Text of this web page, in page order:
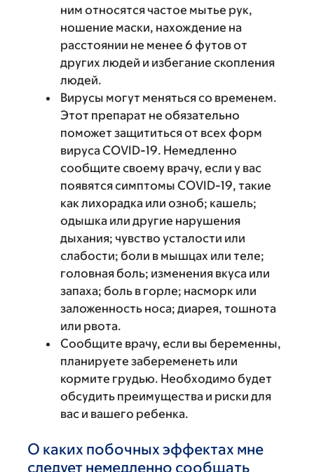
ним относятся частое мытье рук,
ношение маски, нахождение на
расстоянии не менее 6 футов от
других людей и избегание скопления
людей.
Вирусы могут меняться со временем.
Этот препарат не обязательно
поможет защититься от всех форм
вируса COVID-19. Немедленно
сообщите своему врачу, если у вас
появятся симптомы COVID-19, такие
как лихорадка или озноб; кашель;
одышка или другие нарушения
дыхания; чувство усталости или
слабости; боли в мышцах или теле;
головная боль; изменения вкуса или
запаха; боль в горле; насморк или
заложенность носа; диарея, тошнота
или рвота.
Сообщите врачу, если вы беременны,
планируете забеременеть или
кормите грудью. Необходимо будет
обсудить преимущества и риски для
вас и вашего ребенка.
О каких побочных эффектах мне
следует немедленно сообщать